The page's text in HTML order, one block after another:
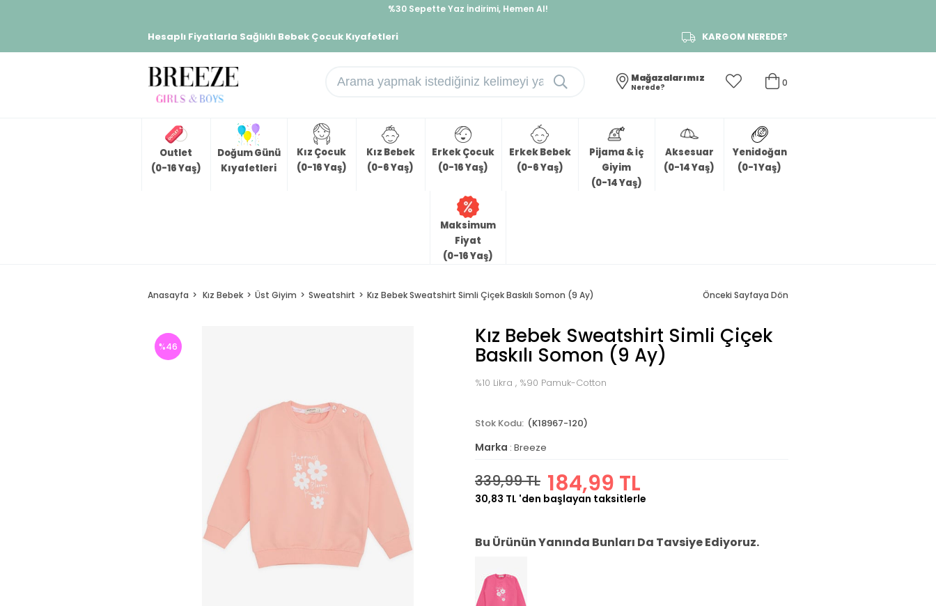
%30 Sepette Yaz İndirimi, Hemen Al!
Hesaplı Fiyatlarla Sağlıklı Bebek Çocuk Kıyafetleri KARGOM NEREDE?
0
Mağazalarımız
Nerede?
Outlet
(0-16 Yaş)
Doğum Günü
Kıyafetleri
Kız Çocuk
(0-16 Yaş)
Kız Bebek
(0-6 Yaş)
Erkek Çocuk
(0-16 Yaş)
Erkek Bebek
(0-6 Yaş)
Pijama & İç
Giyim
(0-14 Yaş)
Aksesuar
(0-14 Yaş)
Yenidoğan
(0-1 Yaş)
Maksimum
Fiyat
(0-16 Yaş)
Anasayfa Kız Bebek Üst Giyim Sweatshirt Kız Bebek Sweatshirt Simli Çiçek Baskılı Somon (9 Ay) Önceki Sayfaya Dön
%46 Kız Bebek Sweatshirt Simli Çiçek
Baskılı Somon (9 Ay)
%10 Likra , %90 Pamuk-Cotton
(K18967-120)
Marka : Breeze
339,99 TL 184,99 TL
30,83 TL 'den başlayan taksitlerle
Bu Ürünün Yanında Bunları Da Tavsiye Ediyoruz.